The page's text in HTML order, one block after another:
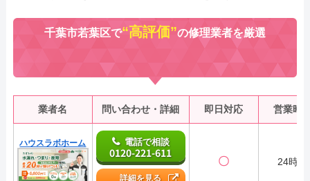
千葉市若葉区で“高評価”の修理業者を厳選
業者名 問い合わせ・詳細 即日対応 営業時
ハウスラボホーム 電話で相談
0120-221-611
詳細を見る
〇 24時間